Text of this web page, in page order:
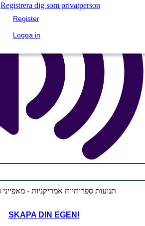
Registrera dig som privatperson
Register
Logga in
SKAPA DIN EGEN!